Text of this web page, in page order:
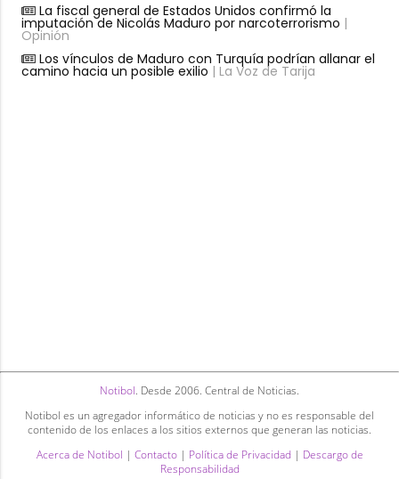
La fiscal general de Estados Unidos confirmó la
imputación de Nicolás Maduro por narcoterrorismo |
Opinión
Los vínculos de Maduro con Turquía podrían allanar el
camino hacia un posible exilio | La Voz de Tarija
Notibol. Desde 2006. Central de Noticias.
Notibol es un agregador informático de noticias y no es responsable del
contenido de los enlaces a los sitios externos que generan las noticias.
Acerca de Notibol | Contacto| Política de Privacidad | Descargo de
Responsabilidad